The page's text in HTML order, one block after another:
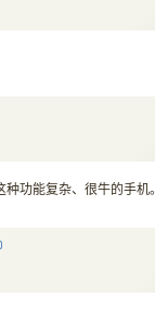
功能复杂、很牛的手机。